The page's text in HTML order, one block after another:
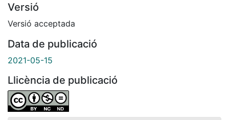
Versió
Versió acceptada
Data de publicació
2021-05-15
Llicència de publicació